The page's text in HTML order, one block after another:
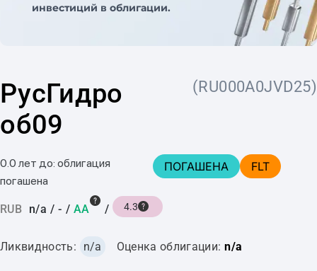
инвестиций в облигации.
РусГидро
об09
(RU000A0JVD25)
0.0 лет до: облигация
погашена
ПОГАШЕНА FLT
RUB n/a / - / AA / 4.3
Ликвидность: n/a Оценка облигации: n/a